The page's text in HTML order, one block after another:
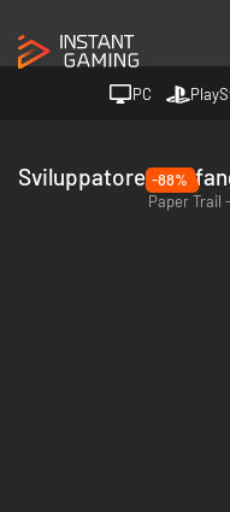
PC
Sviluppatore -88%
Paper Trail